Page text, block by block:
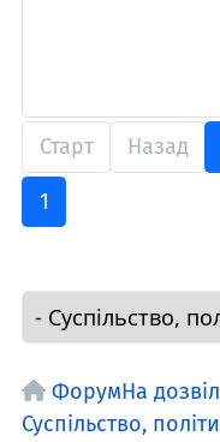
Старт Назад
1
ФорумНа
Суспільство,